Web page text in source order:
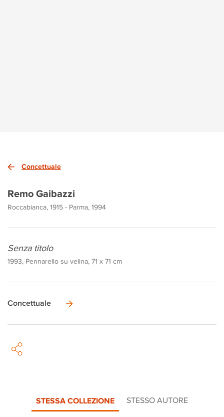
Concettuale
Remo Gaibazzi
Roccabianca, 1915 - Parma, 1994
Senza titolo
1993, Pennarello su velina, 71 x 71 cm
Concettuale
STESSA COLLEZIONE STESSO AUTORE